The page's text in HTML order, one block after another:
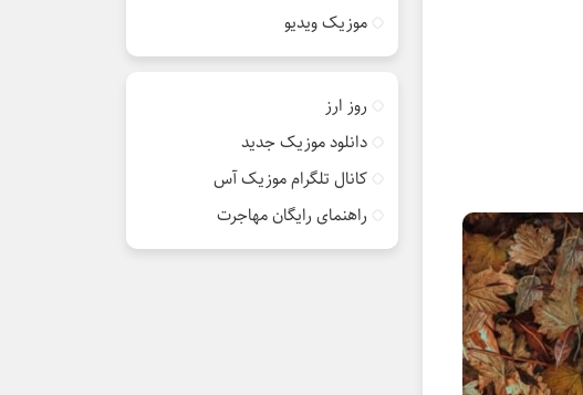
موزیک ویدیو
روز ارز
دانلود موزیک جدید
کانال تلگرام موزیک آس
راهنمای رایگان مهاجرت